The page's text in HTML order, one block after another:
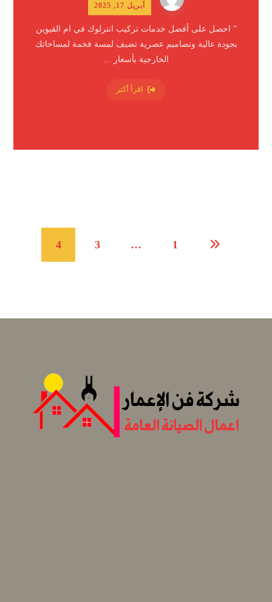
أبريل 17, 2025
” احصل على أفضل خدمات تركيب انترلوك في ام القيوين
بجودة عالية وتصاميم عصرية تضيف لمسة فخمة لمساحاتك
الخارجية بأسعار ...
اقرأ أكثر
1
…
3
4